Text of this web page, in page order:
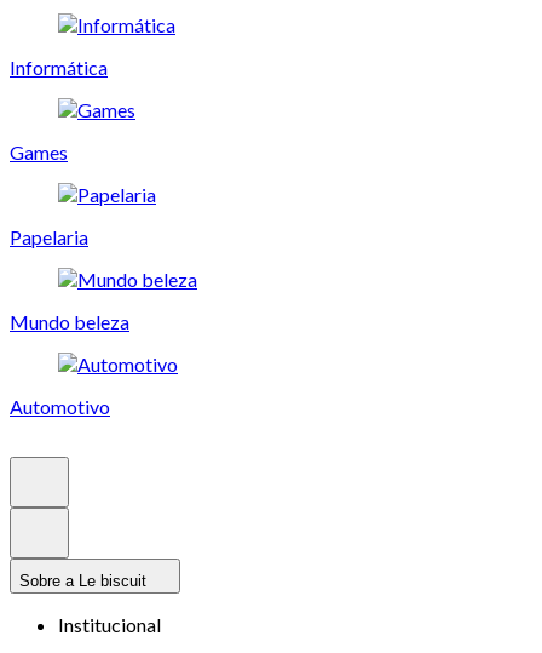
Informática
Games
Papelaria
Mundo beleza
Automotivo
Sobre a Le biscuit
Institucional